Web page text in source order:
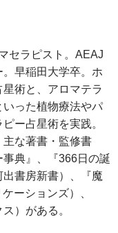
セラピスト。AEAJ
早稲田大学卒。ホ
術と、アロマテラ
いった植物療法やパ
ー占星術を実践。
な著書・監修書
典』、『366日の誕
書房新書）、『魔
ーションズ）、
）がある。